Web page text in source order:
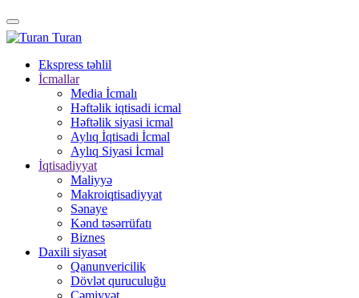
Turan
Ekspress təhlil
İcmallar
Media İcmalı
Həftəlik iqtisadi icmal
Həftəlik siyasi icmal
Aylıq İqtisadi İcmal
Aylıq Siyasi İcmal
İqtisadiyyat
Maliyyə
Makroiqtisadiyyat
Sənaye
Kənd təsərrüfatı
Biznes
Daxili siyasət
Qanunvericilik
Dövlət quruculuğu
Cəmiyyət